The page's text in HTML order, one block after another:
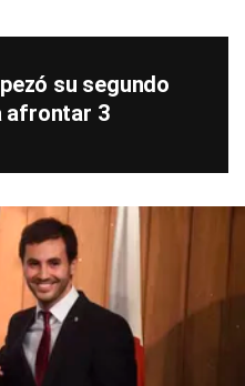
su segundo
afrontar 3